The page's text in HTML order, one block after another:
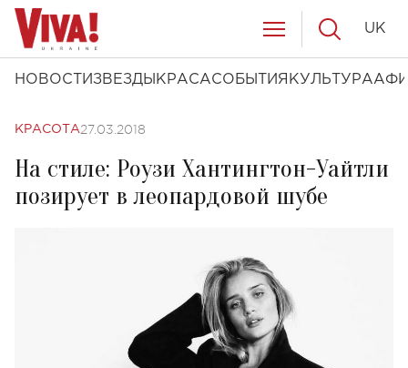
НОВОСТИ ЗВЕЗДЫ КРАСАСОБЫТИЯ КУЛЬТУРА
UK
КРАСОТА27.03.2018
На стиле: Роузи Хантингтон-Уайтли
позирует в леопардовой шубе